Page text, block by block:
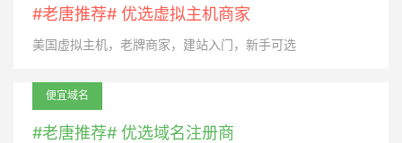
#老唐推荐# 优选虚拟主机商家
美国虚拟主机，老牌商家，建站入门，新手可选
便宜域名
#老唐推荐# 优选域名注册商